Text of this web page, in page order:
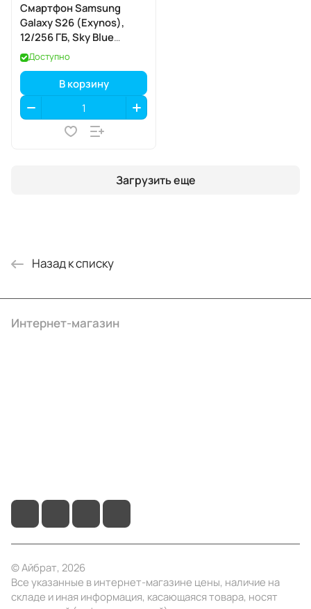
Смартфон Samsung
Galaxy S26 (Exynos),
12/256 ГБ, Sky Blue
(небесно-голубой)
Доступно
В корзину
Загрузить еще
Назад к списку
Интернет-магазин
© Айбрат, 2026
Все указанные в интернет-магазине цены, наличие на
складе и иная информация, касающаяся товара, носят